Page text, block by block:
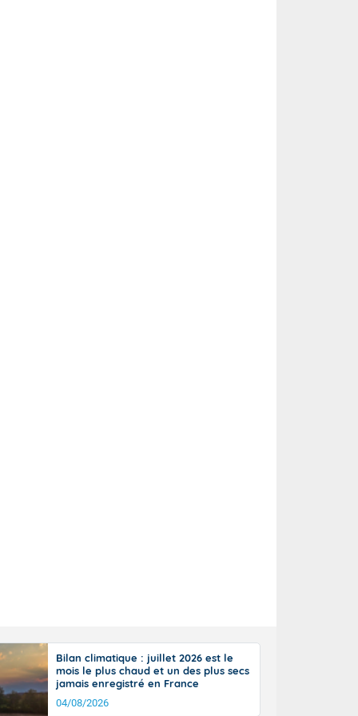
Bilan climatique : juillet 2026 est le
mois le plus chaud et un des plus secs
jamais enregistré en France
04/08/2026